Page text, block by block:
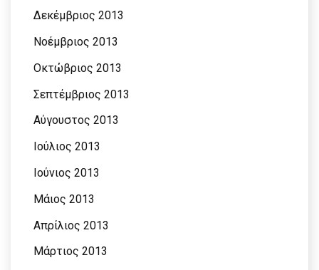
Δεκέμβριος 2013
Νοέμβριος 2013
Οκτώβριος 2013
Σεπτέμβριος 2013
Αύγουστος 2013
Ιούλιος 2013
Ιούνιος 2013
Μάιος 2013
Απρίλιος 2013
Μάρτιος 2013